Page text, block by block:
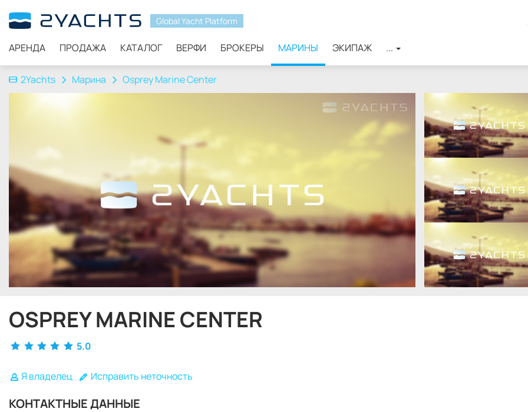
Global Yacht Platform
АРЕНДА ПРОДАЖА КАТАЛОГ ВЕРФИ БРОКЕРЫ МАРИНЫ ЭКИПАЖ ...
2Yachts Марина Osprey Marine Center
OSPREY MARINE CENTER
5.0
Я владелец Исправить неточность
КОНТАКТНЫЕ ДАННЫЕ